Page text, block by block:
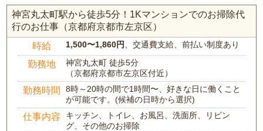
神宮丸太町駅から徒歩5分！1Kマンションでのお掃除代
行のお仕事（京都府京都市左京区）
時給 1,500〜1,860円 、交通費支給、前払い制度あり
勤務地
神宮丸太町 徒歩5分
（京都府京都市左京区付近）
勤務時間
8時～20時の間で1時間〜、好きな日に働くこと
が可能です。(候補の日時から選択)
仕事内容
キッチン、トイレ、お風呂、洗面所、リビン
グ、その他のお掃除